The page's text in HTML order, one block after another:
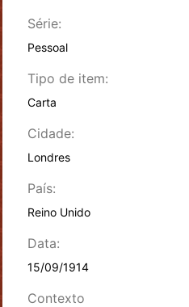
Série:
Pessoal
Tipo de item:
Carta
Cidade:
Londres
País:
Reino Unido
Data:
15/09/1914
Contexto